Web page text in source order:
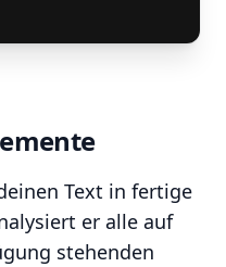
Text in fertige
er alle auf
stehenden